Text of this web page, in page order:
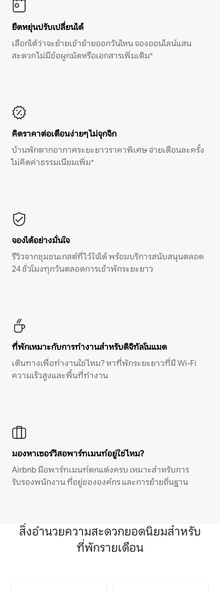
ยืดหยุ่นปรับเปลี่ยนได้
เลือกได้ว่าจะย้ายเข้าย้ายออกวันไหน จองออนไลน์แสน
สะดวก ไม่มีข้อผูกมัดหรือเอกสารเพิ่มเติม*
คิดราคาต่อเดือนง่ายๆ ไม่จุกจิก
บ้านพักตากอากาศระยะยาวราคาพิเศษ จ่ายเดือนละครั้ง
ไม่คิดค่าธรรมเนียมเพิ่ม*
จองได้อย่างมั่นใจ
รีวิวจากชุมชนเกสต์ที่ไว้ใจได้ พร้อมบริการสนับสนุนตลอด
24 ชั่วโมงทุกวันตลอดการเข้าพักระยะยาว
ที่พักเหมาะกับการทำงานสำหรับดิจิทัลโนแมด
เดินทางเพื่อทำงานใช่ไหม? หาที่พักระยะยาวที่มี Wi-Fi
ความเร็วสูงและพื้นที่ทำงาน
มองหาเซอร์วิสอพาร์ทเมนท์อยู่ใช่ไหม?
Airbnb มีอพาร์ทเมนท์ตกแต่งครบ เหมาะสำหรับการ
รับรองพนักงาน ที่อยู่ขององค์กร และการย้ายถิ่นฐาน
สิ่งอำนวยความสะดวกยอดนิยมสำหรับ
ที่พักรายเดือน